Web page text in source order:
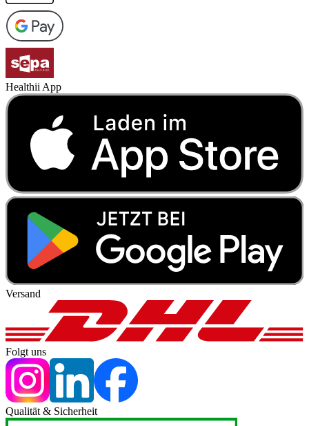
Healthii App
Versand
Folgt uns
Qualität & Sicherheit